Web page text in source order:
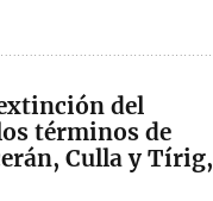
del
términos de
Culla y Tírig,